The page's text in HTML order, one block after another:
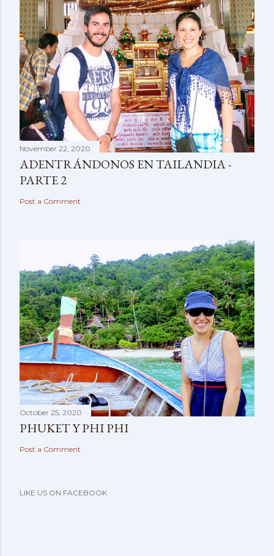
November 22, 2020
ADENTRÁNDONOS EN TAILANDIA -
PARTE 2
Post a Comment
October 25, 2020
PHUKET Y PHI PHI
Post a Comment
LIKE US ON FACEBOOK